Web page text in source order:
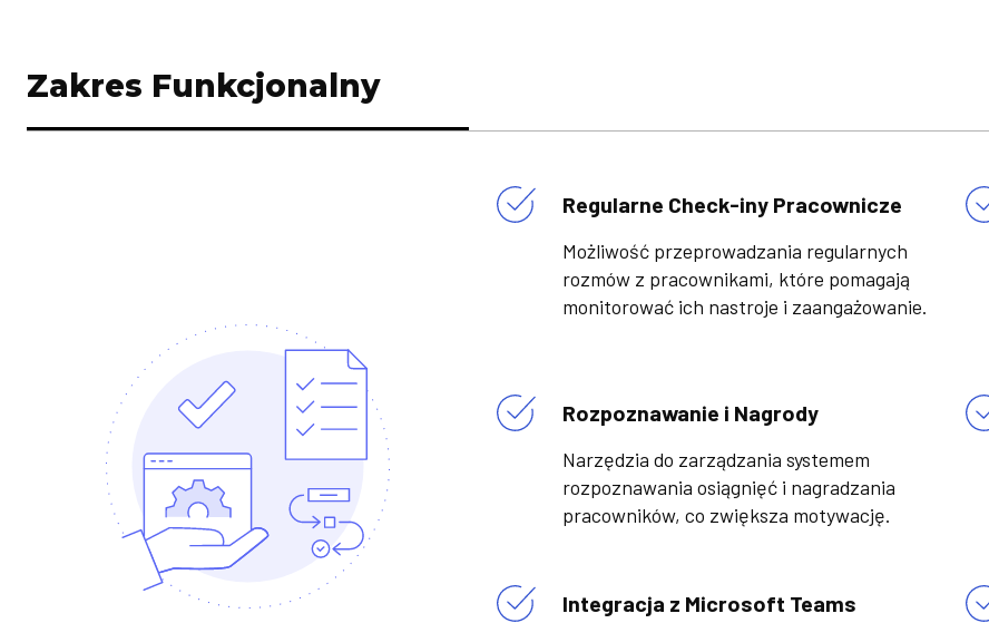
Zakres Funkcjonalny
Regularne Check-iny Pracownicze
Możliwość przeprowadzania regularnych
rozmów z pracownikami, które pomagają
monitorować ich nastroje i zaangażowanie.
Rozpoznawanie i Nagrody
Narzędzia do zarządzania systemem
rozpoznawania osiągnięć i nagradzania
pracowników, co zwiększa motywację.
Integracja z Microsoft Teams